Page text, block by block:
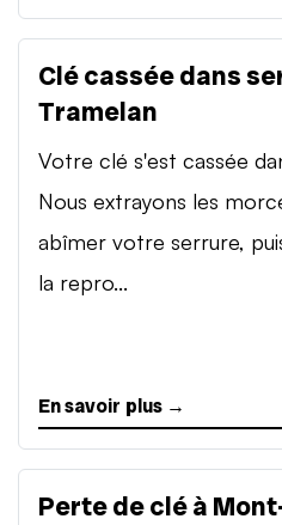
Clé cassée dans
Tramelan
Votre clé s'est cassée
Nous extrayons les
abîmer votre serrure,
la repro...
En savoir plus →
Perte de clé à